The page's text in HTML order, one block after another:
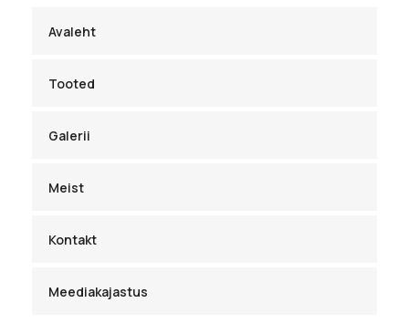
Avaleht
Tooted
Galerii
Meist
Kontakt
Meediakajastus